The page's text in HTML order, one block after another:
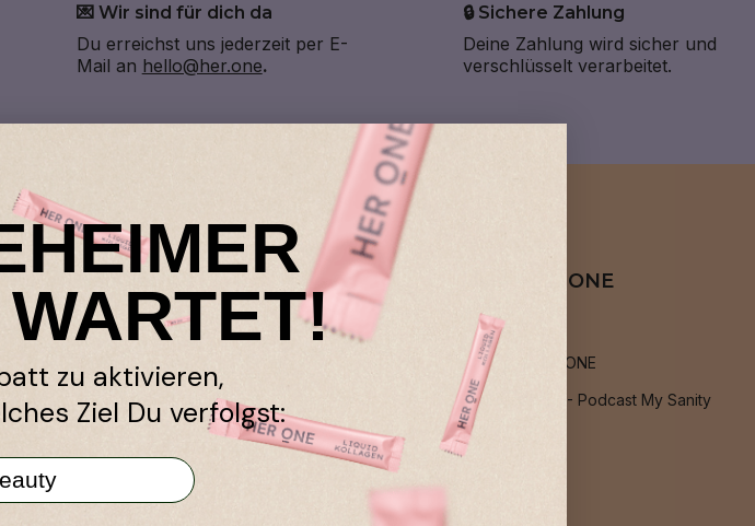
💌 Wir sind für dich da
Du erreichst uns jederzeit per E-
Mail an hello@her.one.
🔒 Sichere Zahlung
Deine Zahlung wird sicher und
verschlüsselt verarbeitet.
Händler
Amazon
Niche Beauty
Shop Apotheke
Über HER ONE
Über uns
Jobs bei HER ONE
Podcast: PMS - Podcast My Sanity
Blog
zu aktivieren,
Ziel Du verfolgst: